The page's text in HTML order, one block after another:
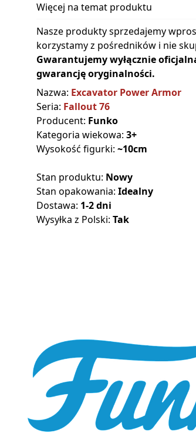
Więcej na temat produktu
Nasze produkty sprzedajemy
korzystamy z pośredników i nie
Gwarantujemy wyłącznie
gwarancję oryginalności.
Nazwa: Excavator Power Armor
Seria: Fallout 76
Producent: Funko
Kategoria wiekowa: 3+
Wysokość figurki: ~10cm
Stan produktu: Nowy
Stan opakowania: Idealny
Dostawa: 1-2 dni
Wysyłka z Polski: Tak